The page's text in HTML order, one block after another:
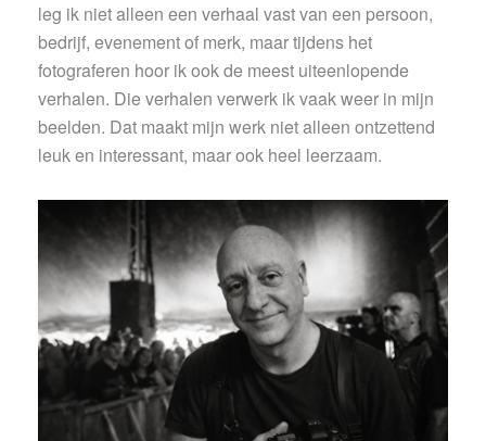
leg ik niet alleen een verhaal vast van een persoon,
bedrijf, evenement of merk, maar tijdens het
fotograferen hoor ik ook de meest uiteenlopende
verhalen. Die verhalen verwerk ik vaak weer in mijn
beelden. Dat maakt mijn werk niet alleen ontzettend
leuk en interessant, maar ook heel leerzaam.